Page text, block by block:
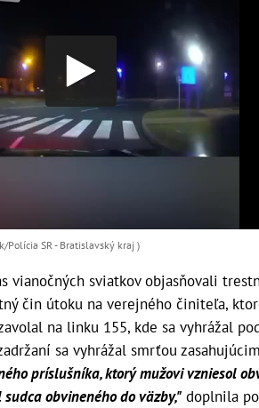
Polícia SR - Bratislavský kraj )
vianočných sviatkov objasňovali
čin útoku na verejného činiteľa,
na linku 155, kde sa vyhrážal
sa vyhrážal smrťou
príslušníka, ktorý mužovi vzniesol
obvineného do väzby," doplnila